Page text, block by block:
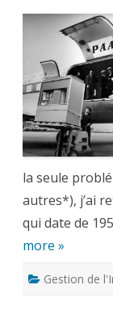
la seule
autres*), j’ai
qui date de
more »
Gestion de